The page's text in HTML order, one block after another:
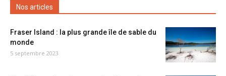
Nos articles
Fraser Island : la plus grande île de sable du
monde
5 septembre 2023